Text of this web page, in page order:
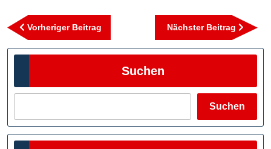
Beitragsnavigation
Vorheriger Beitrag
Beitrag
Nächster Beitrag
Suchen
Suchen